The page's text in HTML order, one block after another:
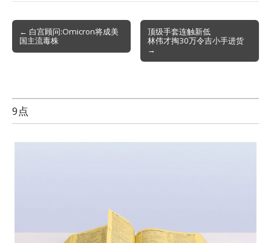
Post
navigation
← 白宫顾问:Omicron将成美
国主流毒株
顶级手套连触新低
林伟才掏30万令吉小手进货
→
9点